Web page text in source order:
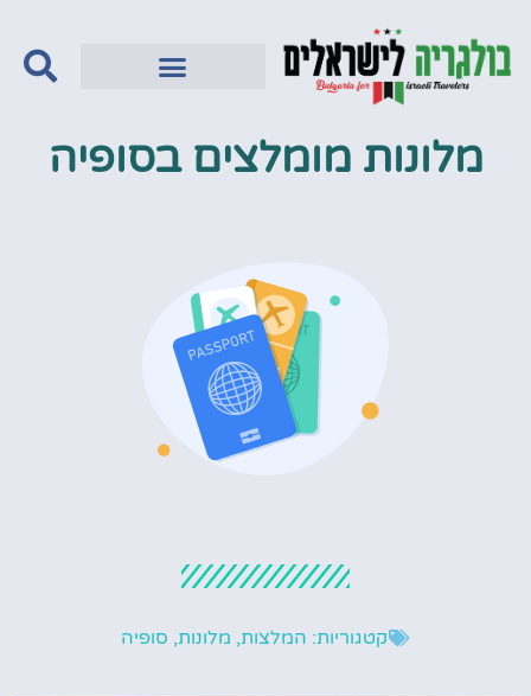
מלונות מומלצים בסופיה
קטגוריות: המלצות, מלונות, סופיה